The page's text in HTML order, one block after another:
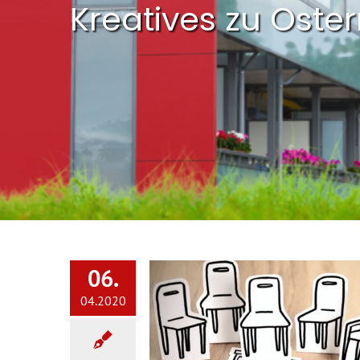
Kreatives zu
06.
04.2020